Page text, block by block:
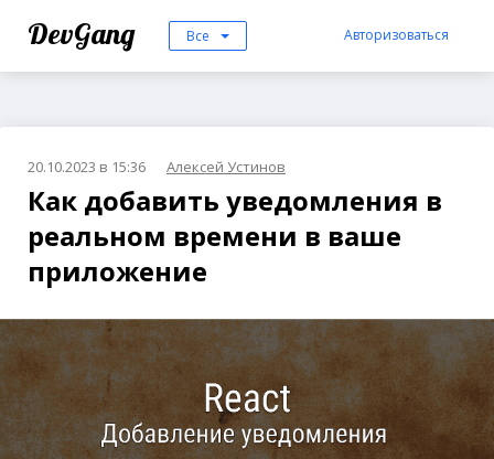
DevGang Все Авторизоваться
20.10.2023 в 15:36 Алексей Устинов
Как добавить уведомления в
реальном времени в ваше
приложение